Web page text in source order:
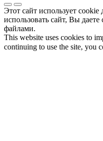
Этот сайт использует
использовать сайт, Вы даете
файлами.
This website uses cookies to
continuing to use the site, you